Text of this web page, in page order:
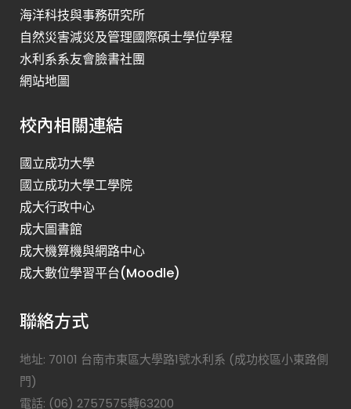
海洋科技與事務研究所
自然災害減災及管理國際碩士學位學程
水利系系友會臉書社團
網站地圖
校內相關連結
國立成功大學
國立成功大學工學院
成大行政中心
成大圖書館
成大機算機與網路中心
成大數位學習平台(Moodle)
聯絡方式
地址: 70101 台南市東區大學路1號水利系 (成功校區小東路側
門)
電話: (06) 2757575轉63200